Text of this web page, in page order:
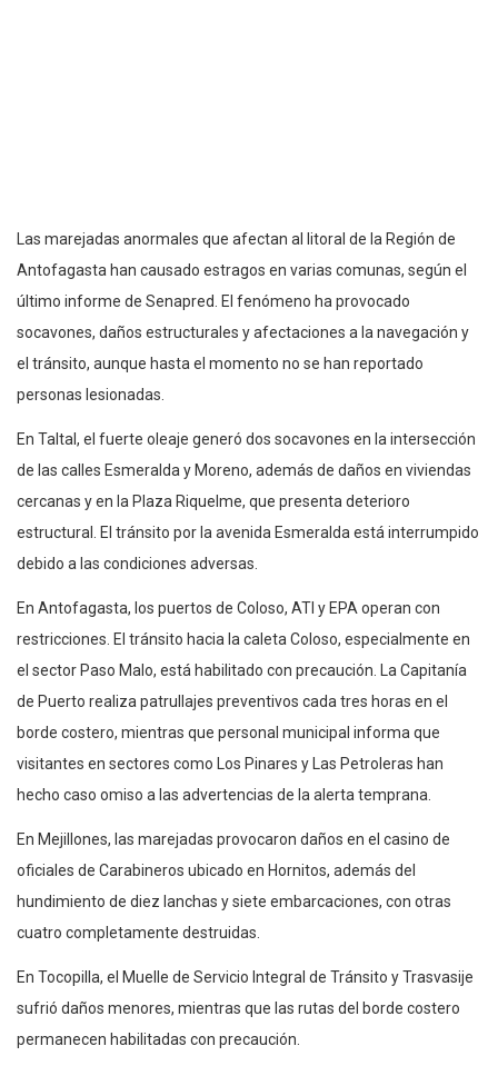
Las marejadas anormales que afectan al litoral de la Región de
Antofagasta han causado estragos en varias comunas, según el
último informe de Senapred. El fenómeno ha provocado
socavones, daños estructurales y afectaciones a la navegación y
el tránsito, aunque hasta el momento no se han reportado
personas lesionadas.
En Taltal, el fuerte oleaje generó dos socavones en la intersección
de las calles Esmeralda y Moreno, además de daños en viviendas
cercanas y en la Plaza Riquelme, que presenta deterioro
estructural. El tránsito por la avenida Esmeralda está interrumpido
debido a las condiciones adversas.
En Antofagasta, los puertos de Coloso, ATI y EPA operan con
restricciones. El tránsito hacia la caleta Coloso, especialmente en
el sector Paso Malo, está habilitado con precaución. La Capitanía
de Puerto realiza patrullajes preventivos cada tres horas en el
borde costero, mientras que personal municipal informa que
visitantes en sectores como Los Pinares y Las Petroleras han
hecho caso omiso a las advertencias de la alerta temprana.
En Mejillones, las marejadas provocaron daños en el casino de
oficiales de Carabineros ubicado en Hornitos, además del
hundimiento de diez lanchas y siete embarcaciones, con otras
cuatro completamente destruidas.
En Tocopilla, el Muelle de Servicio Integral de Tránsito y Trasvasije
sufrió daños menores, mientras que las rutas del borde costero
permanecen habilitadas con precaución.